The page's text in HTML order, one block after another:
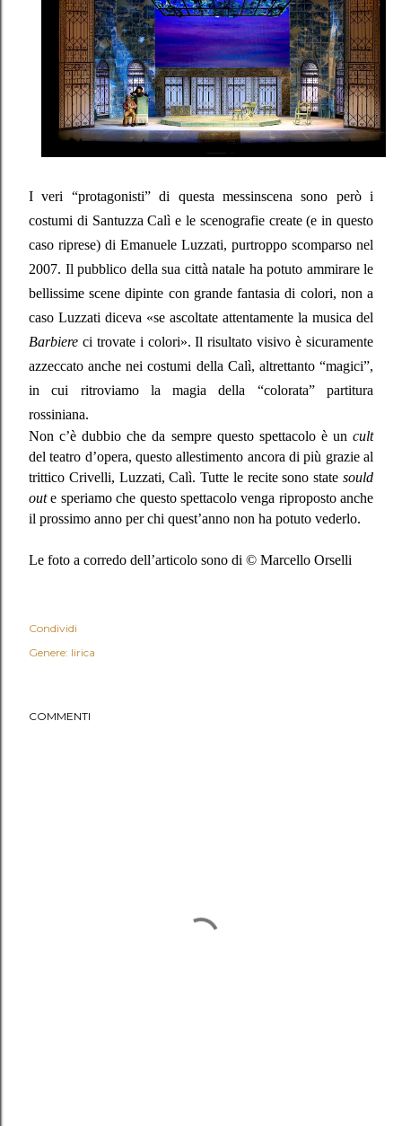
I veri “protagonisti” di questa messinscena sono però i
costumi di Santuzza Calì e le scenografie create (e in questo
caso riprese) di Emanuele Luzzati, purtroppo scomparso nel
2007. Il pubblico della sua città natale ha potuto ammirare le
bellissime scene dipinte con grande fantasia di colori, non a
caso Luzzati diceva «se ascoltate attentamente la musica del
Barbiere ci trovate i colori». Il risultato visivo è sicuramente
azzeccato anche nei costumi della Calì, altrettanto “magici”,
in cui ritroviamo la magia della “colorata” partitura
rossiniana.
Non c’è dubbio che da sempre questo spettacolo è un cult
del teatro d’opera, questo allestimento ancora di più grazie al
trittico Crivelli, Luzzati, Calì. Tutte le recite sono state sould
oute speriamo che questo spettacolo venga riproposto anche
il prossimo anno per chi quest’anno non ha potuto vederlo.
Le foto a corredo dell’articolo sono di © Marcello Orselli
Condividi
Genere: lirica
COMMENTI